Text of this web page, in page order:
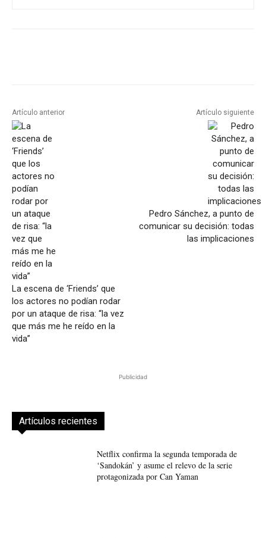
Artículo anterior
La escena de ‘Friends’ que
los actores no podían rodar
por un ataque de risa: “la vez
que más me he reído en la
vida”
Artículo siguiente
Pedro Sánchez, a punto de
comunicar su decisión: todas
las implicaciones
Publicidad
Artículos recientes
Netflix confirma la segunda temporada de
‘Sandokán’ y asume el relevo de la serie
protagonizada por Can Yaman